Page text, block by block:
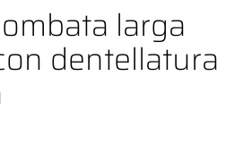
larga
dentellatura